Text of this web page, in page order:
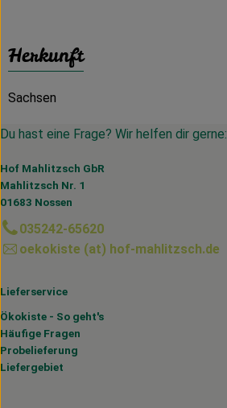
Herkunft
Sachsen
Du hast eine Frage? Wir helfen dir gerne:
Hof Mahlitzsch GbR
Mahlitzsch Nr. 1
01683 Nossen
035242-65620
oekokiste (at) hof-mahlitzsch.de
Lieferservice
Ökokiste - So geht's
Häufige Fragen
Probelieferung
Liefergebiet